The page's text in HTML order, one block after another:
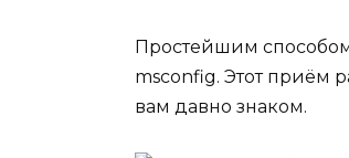
Простейшим
msconfig. Этот приём
вам давно знаком.